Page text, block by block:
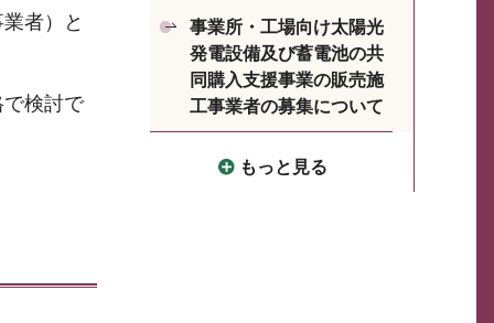
者）と
検討で
事業所・工場向け太陽光
発電設備及び蓄電池の共
同購入支援事業の販売施
工事業者の募集について
もっと見る